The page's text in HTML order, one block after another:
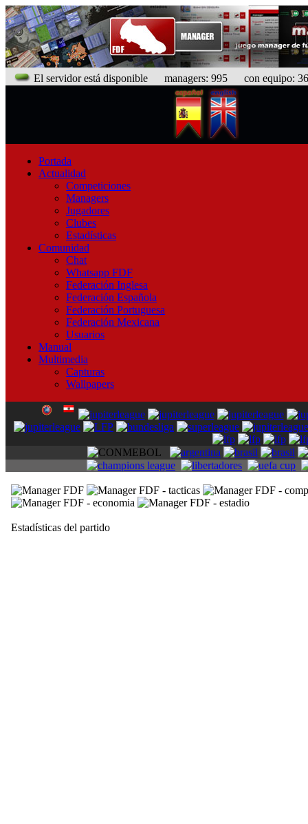
El servidor está disponible managers: 995 con equipo:
Portada
Actualidad
Competiciones
Managers
Jugadores
Clubes
Estadísticas
Comunidad
Chat
Whatsapp FDF
Federación Inglesa
Federación Española
Federación Portuguesa
Federación Mexicana
Usuarios
Manual
Multimedia
Capturas
Wallpapers
Estadísticas del partido